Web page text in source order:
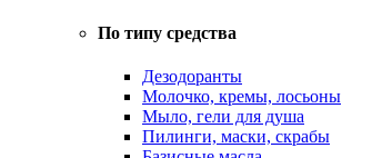
По типу средства
Дезодоранты
Молочко, кремы, лосьоны
Мыло, гели для душа
Пилинги, маски, скрабы